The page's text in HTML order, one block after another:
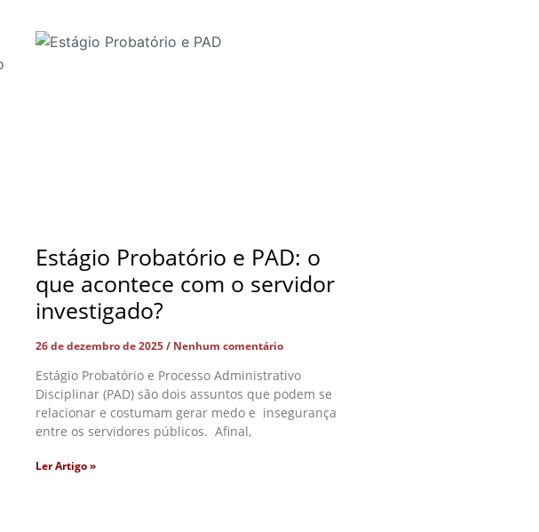
Estágio Probatório e PAD: o
que acontece com o servidor
investigado?
26 de dezembro de 2025 Nenhum comentário
Estágio Probatório e Processo Administrativo
Disciplinar (PAD) são dois assuntos que podem se
relacionar e costumam gerar medo e insegurança
entre os servidores públicos. Afinal,
Ler Artigo »